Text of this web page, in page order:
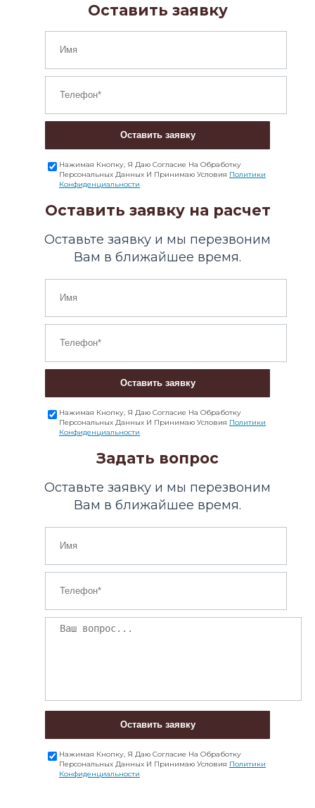
Оставить заявку
Оставить заявку
Нажимая Кнопку, Я Даю Согласие На Обработку
Персональных Данных И Принимаю Условия Политики
Конфиденциальности
Оставить заявку на расчет
Оставьте заявку и мы перезвоним
Вам в ближайшее время.
Оставить заявку
Нажимая Кнопку, Я Даю Согласие На Обработку
Персональных Данных И Принимаю Условия Политики
Конфиденциальности
Задать вопрос
Оставьте заявку и мы перезвоним
Вам в ближайшее время.
Оставить заявку
Нажимая Кнопку, Я Даю Согласие На Обработку
Персональных Данных И Принимаю Условия Политики
Конфиденциальности